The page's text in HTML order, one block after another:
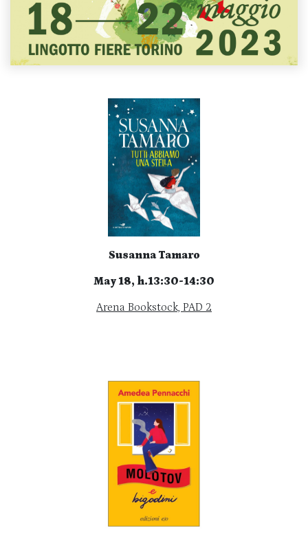
Susanna Tamaro
May 18, h.13:30-14:30
Arena Bookstock, PAD 2